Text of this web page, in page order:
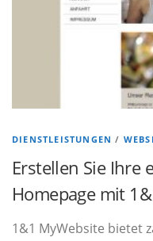
DIENSTLEISTUNGEN /
Erstellen Sie Ihre
Homepage mit
1&1 MyWebsite bietet